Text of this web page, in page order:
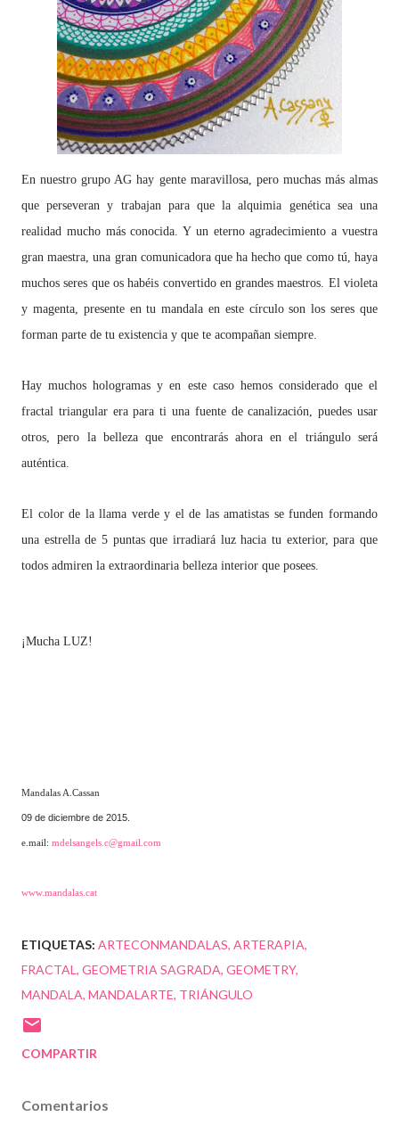
En nuestro grupo AG hay gente maravillosa, pero muchas más almas
que perseveran y trabajan para que la alquimia genética sea una
realidad mucho más conocida. Y un eterno agradecimiento a vuestra
gran maestra, una gran comunicadora que ha hecho que como tú, haya
muchos seres que os habéis convertido en grandes maestros. El violeta
y magenta, presente en tu mandala en este círculo son los seres que
forman parte de tu existencia y que te acompañan siempre.
Hay muchos hologramas y en este caso hemos considerado que el
fractal triangular era para ti una fuente de canalización, puedes usar
otros, pero la belleza que encontrarás ahora en el triángulo será
auténtica.
El color de la llama verde y el de las amatistas se funden formando
una estrella de 5 puntas que irradiará luz hacia tu exterior, para que
todos admiren la extraordinaria belleza interior que posees.
¡Mucha LUZ!
Mandalas A.Cassan
09 de diciembre de 2015.
e.mail: mdelsangels.c@gmail.com
www.mandalas.cat
ETIQUETAS: ARTECONMANDALAS ARTERAPIA
FRACTAL GEOMETRIA SAGRADA GEOMETRY
MANDALA MANDALARTE TRIÁNGULO
COMPARTIR
Comentarios